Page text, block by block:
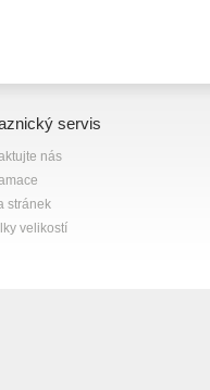
servis
nás
stránek
velikostí